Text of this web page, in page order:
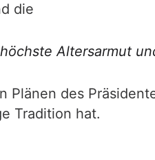
die
Altersarmut
Plänen des
Tradition hat.